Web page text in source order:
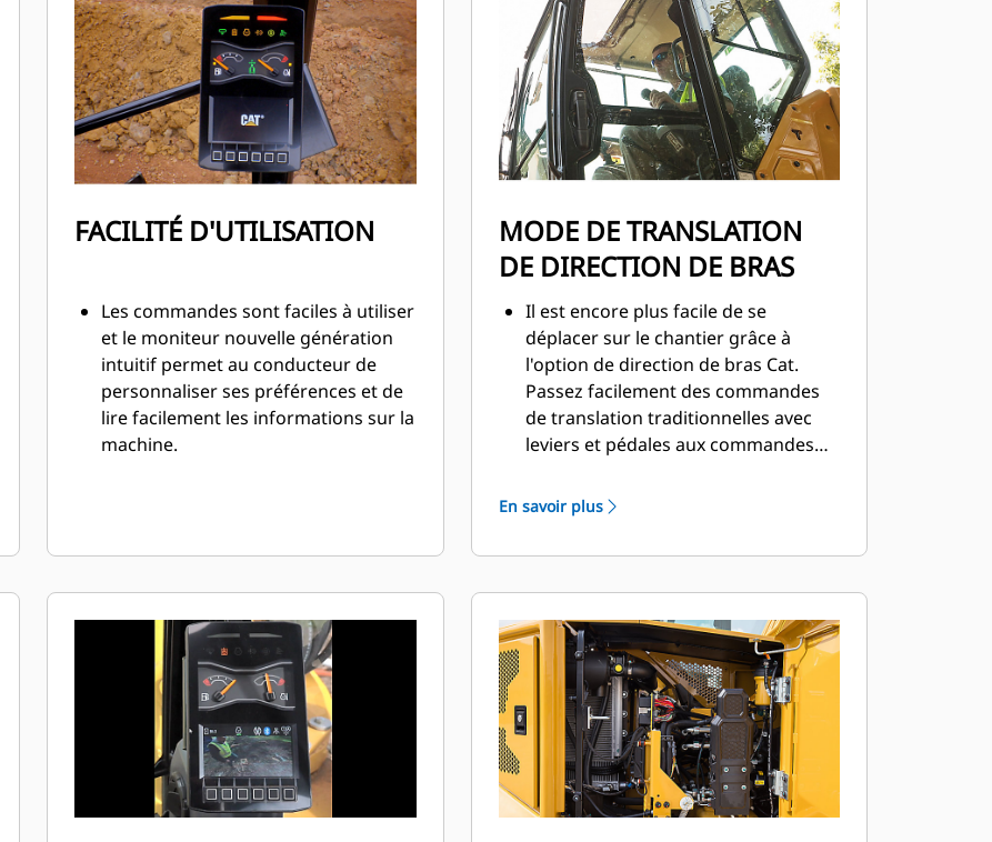
FACILITÉ D'UTILISATION
Les commandes sont faciles à utiliser
et le moniteur nouvelle génération
intuitif permet au conducteur de
personnaliser ses préférences et de
lire facilement les informations sur la
machine.
MODE DE TRANSLATION
DE DIRECTION DE BRAS
Il est encore plus facile de se
déplacer sur le chantier grâce à
l'option de direction de bras Cat.
Passez facilement des commandes
de translation traditionnelles avec
leviers et pédales aux commandes
pression sur un bouton. Des efforts
moindres et une meilleure maîtrise
sont à portée de main!
En savoir plus